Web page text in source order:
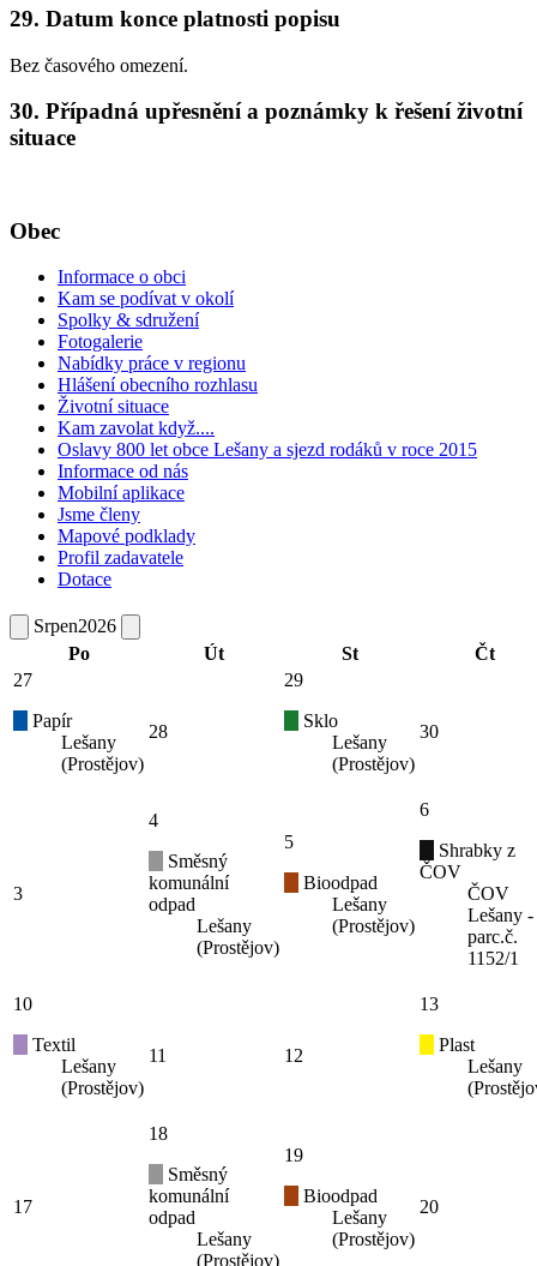
29. Datum konce platnosti popisu
Bez časového omezení.
30. Případná upřesnění a poznámky k řešení životní
situace
Obec
Informace o obci
Kam se podívat v okolí
Spolky & sdružení
Fotogalerie
Nabídky práce v regionu
Hlášení obecního rozhlasu
Životní situace
Kam zavolat když....
Oslavy 800 let obce Lešany a sjezd rodáků v roce 2015
Informace od nás
Mobilní aplikace
Jsme členy
Mapové podklady
Profil zadavatele
Dotace
Srpen2026
Po
Út St
Čt
27
Papír
Lešany
(Prostějov)
28
29
Sklo
Lešany
(Prostějov)
30
3
4
Směsný
komunální
odpad
Lešany
(Prostějov)
5
Bioodpad
Lešany
(Prostějov)
6
Shrabky z
ČOV
ČOV
Lešany -
parc.č.
1152/1
10
Textil
Lešany
(Prostějov)
11 12
13
Plast
Lešany
17
18
Směsný
komunální
odpad
Lešany
(Prostějov)
19
Bioodpad
Lešany
(Prostějov)
20